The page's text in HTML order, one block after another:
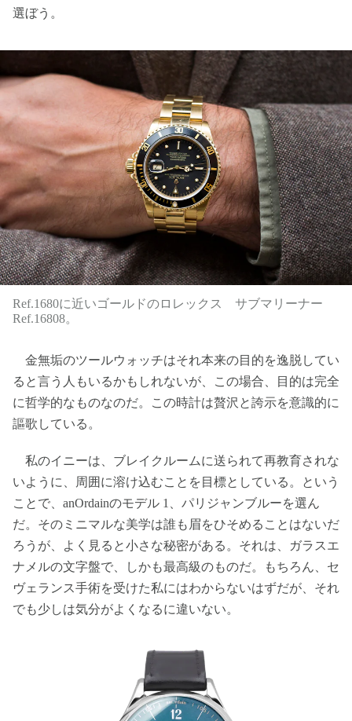
選ぼう。
Ref.1680に近いゴールドのロレックス サブマリーナー
Ref.16808。
金無垢のツールウォッチはそれ本来の目的を逸脱してい
ると言う人もいるかもしれないが、この場合、目的は完全
に哲学的なものなのだ。この時計は贅沢と誇示を意識的に
謳歌している。
私のイニーは、ブレイクルームに送られて再教育されな
いように、周囲に溶け込むことを目標としている。という
ことで、anOrdainのモデル 1、パリジャンブルーを選ん
だ。そのミニマルな美学は誰も眉をひそめることはないだ
ろうが、よく見ると小さな秘密がある。それは、ガラスエ
ナメルの文字盤で、しかも最高級のものだ。もちろん、セ
ヴェランス手術を受けた私にはわからないはずだが、それ
でも少しは気分がよくなるに違いない。